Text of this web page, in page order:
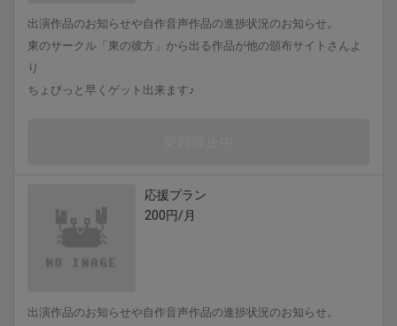
出演作品のお知らせや自作音声作品の進捗状況のお知らせ。
東のサークル「東の彼方」から出る作品が他の頒布サイトさんよ
り
ちょびっと早くゲット出来ます♪
応援プラン
200円/月
出演作品のお知らせや自作音声作品の進捗状況のお知らせ。